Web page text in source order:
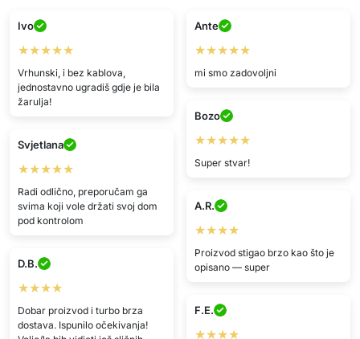
Ivo
★★★★★
Vrhunski, i bez kablova,
jednostavno ugradiš gdje je bila
žarulja!
Ante
★★★★★
mi smo zadovoljni
Bozo
★★★★★
Super stvar!
Svjetlana
★★★★★
Radi odlično, preporučam ga
svima koji vole držati svoj dom
pod kontrolom
A.R.
★★★★
Proizvod stigao brzo kao što je
opisano — super
D.B.
★★★★
Dobar proizvod i turbo brza
dostava. Ispunilo očekivanja!
F.E.
★★★★